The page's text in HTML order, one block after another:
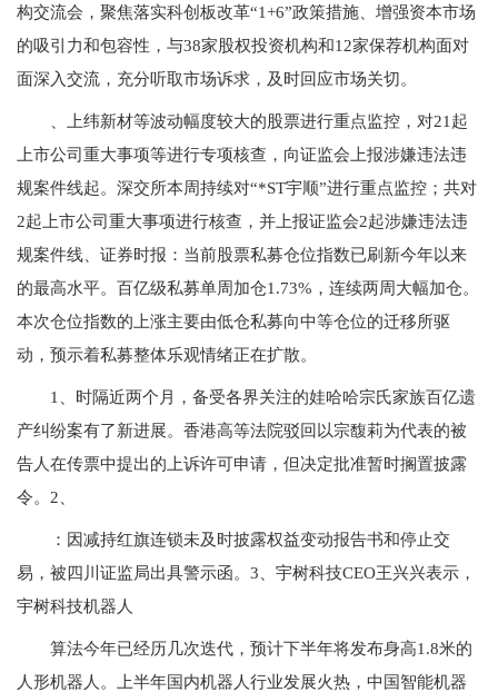
构交流会，聚焦落实科创板改革“1+6”政策措施、增强资本市场
的吸引力和包容性，与38家股权投资机构和12家保荐机构面对
面深入交流，充分听取市场诉求，及时回应市场关切。
、上纬新材等波动幅度较大的股票进行重点监控，对21起
上市公司重大事项等进行专项核查，向证监会上报涉嫌违法违
规案件线起。深交所本周持续对“*ST宇顺”进行重点监控；共对
2起上市公司重大事项进行核查，并上报证监会2起涉嫌违法违
规案件线、证券时报：当前股票私募仓位指数已刷新今年以来
的最高水平。百亿级私募单周加仓1.73%，连续两周大幅加仓。
本次仓位指数的上涨主要由低仓私募向中等仓位的迁移所驱
动，预示着私募整体乐观情绪正在扩散。
1、时隔近两个月，备受各界关注的娃哈哈宗氏家族百亿遗
产纠纷案有了新进展。香港高等法院驳回以宗馥莉为代表的被
告人在传票中提出的上诉许可申请，但决定批准暂时搁置披露
令。2、
：因减持红旗连锁未及时披露权益变动报告书和停止交
易，被四川证监局出具警示函。3、宇树科技CEO王兴兴表示，
宇树科技机器人
算法今年已经历几次迭代，预计下半年将发布身高1.8米的
人形机器人。上半年国内机器人行业发展火热，中国智能机器